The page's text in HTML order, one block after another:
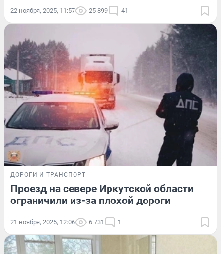
22 ноября, 2025, 11:57 25 899 41
ДОРОГИ И ТРАНСПОРТ
Проезд на севере Иркутской области
ограничили из-за плохой дороги
21 ноября, 2025, 12:06 6 731 1